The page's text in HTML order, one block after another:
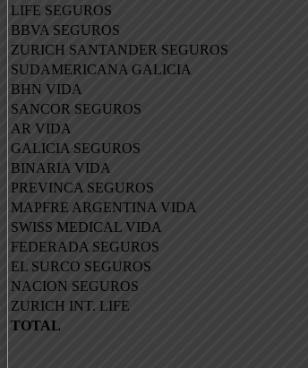
LIFE SEGUROS
BBVA SEGUROS
ZURICH SANTANDER SEGUROS
SUDAMERICANA GALICIA
BHN VIDA
SANCOR SEGUROS
AR VIDA
GALICIA SEGUROS
BINARIA VIDA
PREVINCA SEGUROS
MAPFRE ARGENTINA VIDA
SWISS MEDICAL VIDA
FEDERADA SEGUROS
EL SURCO SEGUROS
NACION SEGUROS
ZURICH INT. LIFE
TOTAL